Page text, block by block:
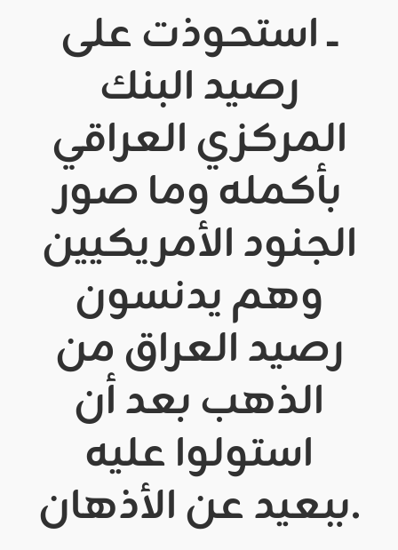
ــ استحوذت على
رصيد البنك
المركزي العراقي
بأكمله وما صور
الجنود الأمريكيين
وهم يدنسون
رصيد العراق من
الذهب بعد أن
استولوا عليه
ببعيد عن الأذهان.